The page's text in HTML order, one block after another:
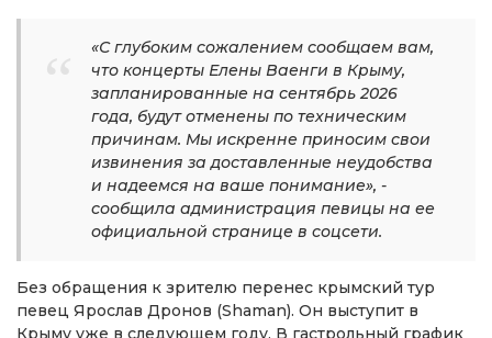
«С глубоким сожалением сообщаем вам,
что концерты Елены Ваенги в Крыму,
запланированные на сентябрь 2026
года, будут отменены по техническим
причинам. Мы искренне приносим свои
извинения за доставленные неудобства
и надеемся на ваше понимание», -
сообщила администрация певицы на ее
официальной странице в соцсети.
Без обращения к зрителю перенес крымский тур
певец Ярослав Дронов (Shaman). Он выступит в
Крыму уже в следующем году. В гастрольный график